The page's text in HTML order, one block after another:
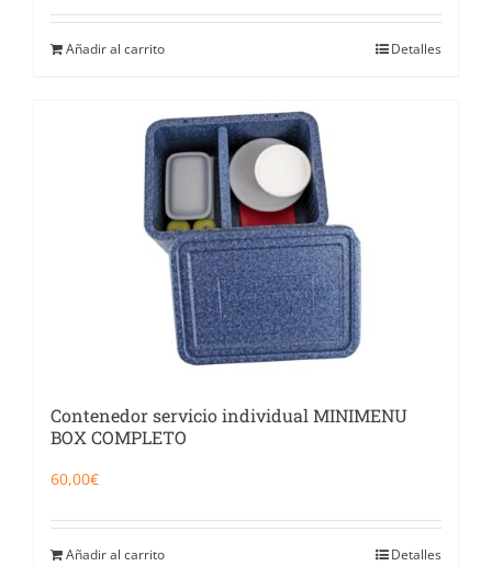
Añadir al carrito Detalles
Contenedor servicio individual MINIMENU
BOX COMPLETO
60,00€
Añadir al carrito Detalles